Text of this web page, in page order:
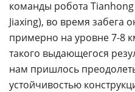
команды робота
Jiaxing), во время забега
примерно на уровне 7-8
такого выдающегося
нам пришлось
устойчивостью